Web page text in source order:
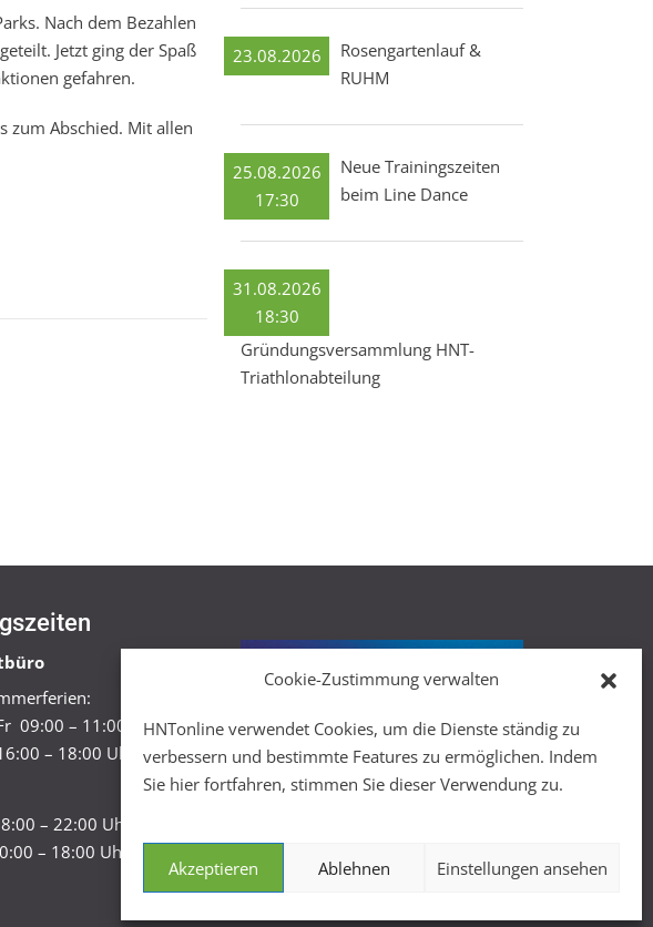
Cookie-Zustimmung verwalten
HNTonline verwendet Cookies, um die Dienste ständig zu
verbessern und bestimmte Features zu ermöglichen. Indem
Sie hier fortfahren, stimmen Sie dieser Verwendung zu.
Akzeptieren Ablehnen Einstellungen ansehen
Nach dem Bezahlen
Jetzt ging der Spaß
gefahren.
zum Abschied. Mit allen
23.08.2026
Rosengartenlauf &
RUHM
25.08.2026
17:30
Neue Trainingszeiten
beim Line Dance
31.08.2026
18:30
Gründungsversammlung HNT-
Triathlonabteilung
09:00 – 11:00 Uhr
– 18:00 Uhr
– 22:00 Uhr
– 18:00 Uhr